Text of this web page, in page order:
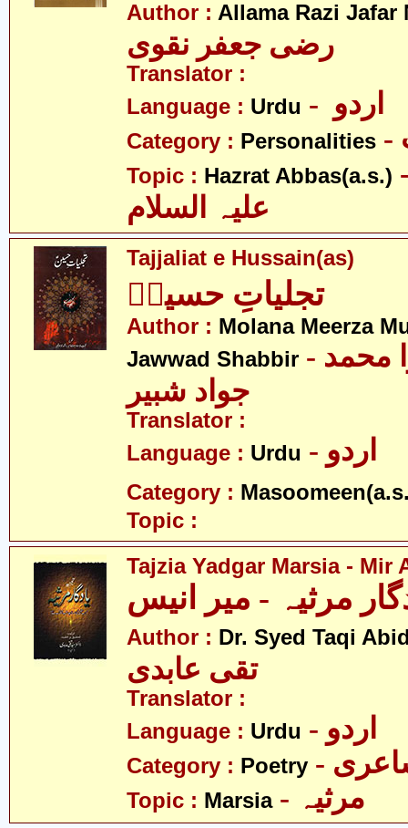
Author : Allama Razi Jafar
رضی جعفر نقوی
Translator :
Language : Urdu
Category : Personalities
Topic : Hazrat Abbas(a.s.)
علیہ السلام
Tajjaliat e Hussain(as)
تجلیاتِ حسینؑ
Author : Molana Meerza
Jawwad Shabbir - مولانا میرزا محمد
جواد شبیر
Translator :
Language : Urdu - اردو
Category :
Topic :
Tajzia Yadgar Marsia - Mir
مرثیہ - میر انیس
Author : Dr. Syed Taqi
تقی عابدی
Translator :
Language : Urdu - اردو
Category : Poetry
Topic : Marsia - مرثیہ